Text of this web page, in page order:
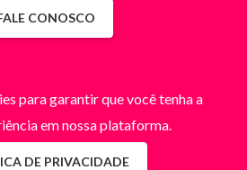
CONOSCO
para garantir que você tenha a
em nossa plataforma.
DE PRIVACIDADE